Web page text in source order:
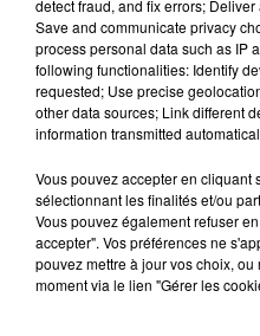
AVEC MICKAEL DE
CASH
0:00
7 mai 2026 - 4 min 49 sec
DJ MAGOUILLE DU
detect fraud, and fix errors;
Save and communicate privacy
process personal data such as IP
following functionalities: Identify
requested; Use precise
other data sources; Link different
information transmitted
Vous pouvez accepter en cliquant
sélectionnant les finalités et/ou
Vous pouvez également refuser
accepter". Vos préférences ne
pouvez mettre à jour vos choix,
moment via le lien "Gérer les